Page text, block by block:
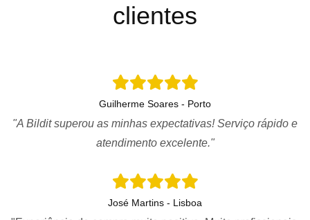
clientes
Guilherme Soares - Porto
"A Bildit superou as minhas expectativas! Serviço rápido e
atendimento excelente."
José Martins - Lisboa